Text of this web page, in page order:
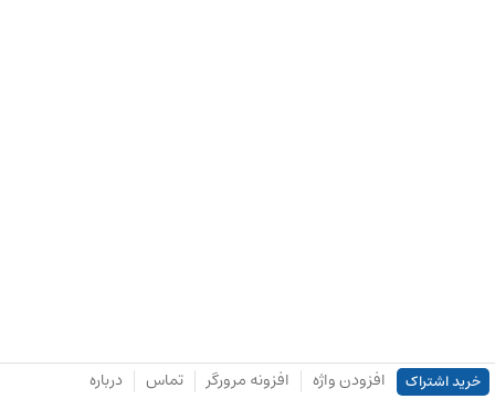
خرید اشتراک افزودن واژه افزونه مرورگر تماس درباره